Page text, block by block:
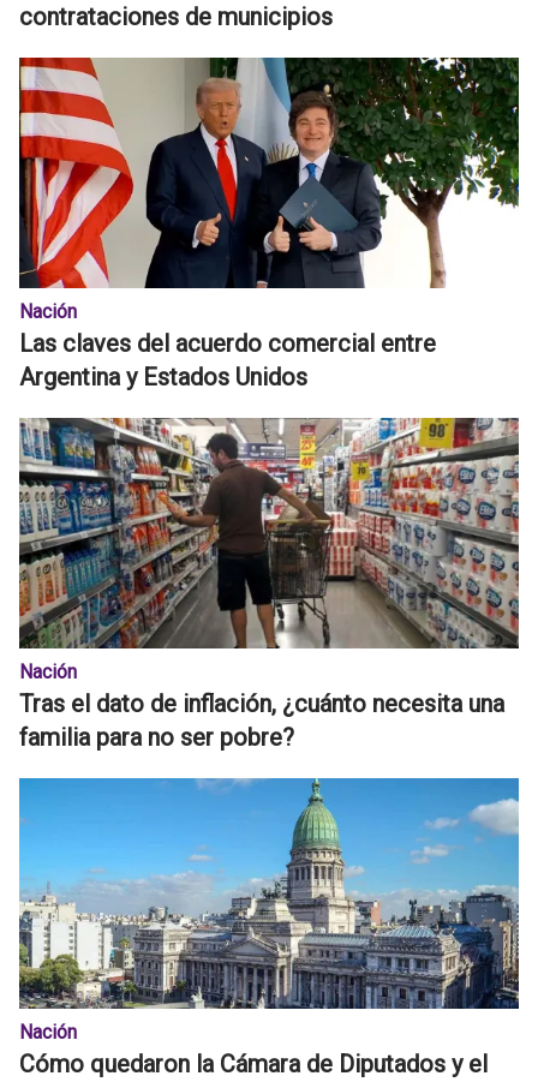
contrataciones de municipios
Nación
Las claves del acuerdo comercial entre
Argentina y Estados Unidos
Nación
Tras el dato de inflación, ¿cuánto necesita una
familia para no ser pobre?
Nación
Cómo quedaron la Cámara de Diputados y el